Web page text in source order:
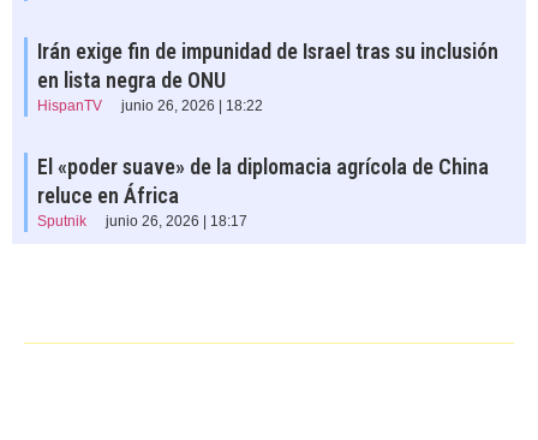
Irán exige fin de impunidad de Israel tras su inclusión
en lista negra de ONU
HispanTV junio 26, 2026 | 18:22
El «poder suave» de la diplomacia agrícola de China
reluce en África
Sputnik junio 26, 2026 | 18:17